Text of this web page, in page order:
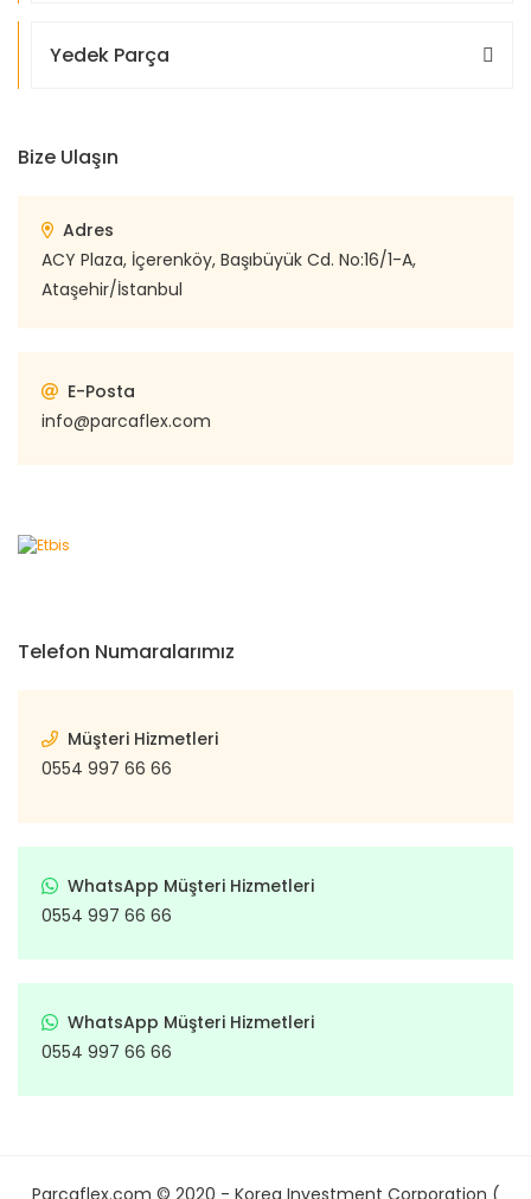
Yedek Parça
Bize Ulaşın
Adres
ACY Plaza, İçerenköy, Başıbüyük Cd. No:16/1-A,
Ataşehir/İstanbul
E-Posta
info@parcaflex.com
Telefon Numaralarımız
Müşteri Hizmetleri
0554 997 66 66
WhatsApp Müşteri Hizmetleri
0554 997 66 66
WhatsApp Müşteri Hizmetleri
0554 997 66 66
Parcaflex.com © 2020 - Korea Investment Corporation (